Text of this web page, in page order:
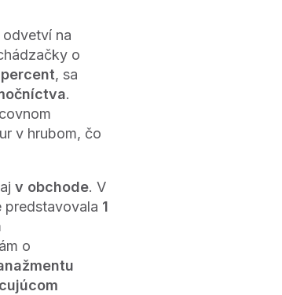
na
o
, sa
.
v hrubom, čo
v obchode. V
predstavovala 1
o